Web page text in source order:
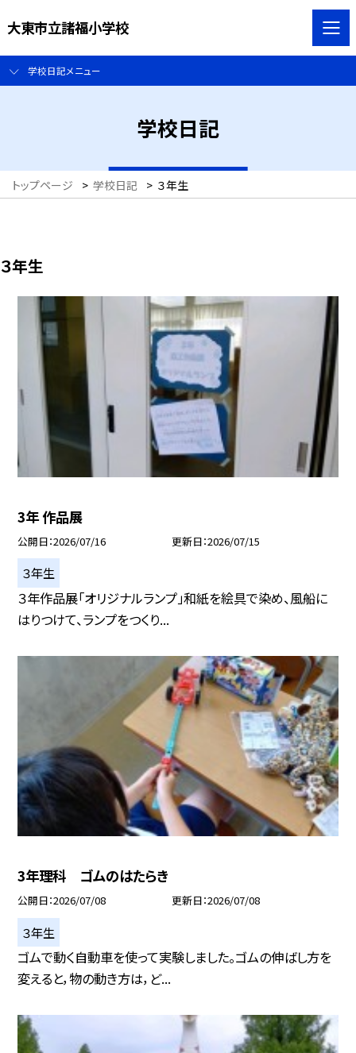
大東市立諸福小学校
学校日記メニュー
学校日記
トップページ > 学校日記 > ３年生
３年生
3年 作品展
公開日 2026/07/16 更新日 2026/07/15
３年生
３年作品展「オリジナルランプ」和紙を絵具で染め、風船に
はりつけて、ランプをつくり...
3年理科 ゴムのはたらき
公開日 2026/07/08 更新日 2026/07/08
３年生
ゴムで動く自動車を使って実験しました。ゴムの伸ばし方を
変えると，物の動き方は，ど...